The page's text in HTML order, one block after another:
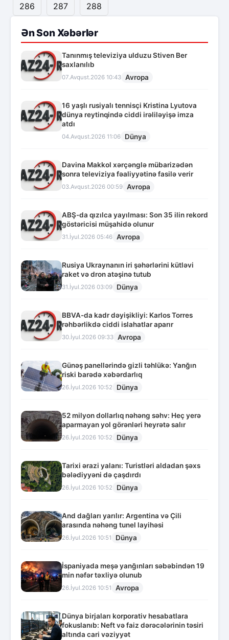
286
287 288
Ən Son Xəbərlər
Tanınmış televiziya ulduzu Stiven Ber
saxlanılıb
07.Avqust.2026 10:43 Avropa
16 yaşlı rusiyalı tennisçi Kristina Lyutova
dünya reytinqində ciddi irəliləyişə imza
atdı
04.Avqust.2026 11:06 Dünya
Davina Makkol xərçənglə mübarizədən
sonra televiziya fəaliyyətinə fasilə verir
03.Avqust.2026 00:59 Avropa
ABŞ-da qızılca yayılması: Son 35 ilin rekord
göstəricisi müşahidə olunur
31.İyul.2026 05:46 Avropa
Rusiya Ukraynanın iri şəhərlərini kütləvi
raket və dron atəşinə tutub
31.İyul.2026 03:09 Dünya
BBVA-da kadr dəyişikliyi: Karlos Torres
rəhbərlikdə ciddi islahatlar aparır
30.İyul.2026 09:33 Avropa
Günəş panellərində gizli təhlükə: Yanğın
riski barədə xəbərdarlıq
26.İyul.2026 10:52 Dünya
52 milyon dollarlıq nəhəng səhv: Heç yerə
aparmayan yol görənləri heyrətə salır
26.İyul.2026 10:52 Dünya
Tarixi ərazi yalanı: Turistləri aldadan şəxs
bələdiyyəni də çaşdırdı
26.İyul.2026 10:52 Dünya
And dağları yarılır: Argentina və Çili
arasında nəhəng tunel layihəsi
26.İyul.2026 10:51 Dünya
İspaniyada meşə yanğınları səbəbindən 19
min nəfər təxliyə olunub
26.İyul.2026 10:51 Avropa
Dünya birjaları korporativ hesabatlara
fokuslanıb: Neft və faiz dərəcələrinin təsiri
altında cari vəziyyət